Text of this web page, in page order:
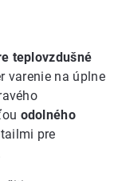
teplovzdušné
varenie na úplne
odolného
pre